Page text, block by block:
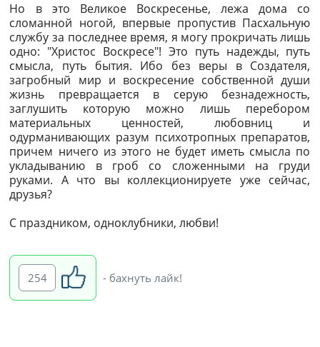
Но в это Великое Воскресенье, лежа дома со
сломанной ногой, впервые пропустив Пасхальную
службу за последнее время, я могу прокричать лишь
одно: "Христос Воскресе"! Это путь надежды, путь
смысла, путь бытия. Ибо без веры в Создателя,
загробный мир и воскресение собственной души
жизнь превращается в серую безнадежность,
заглушить которую можно лишь перебором
материальных ценностей, любовниц и
одурманивающих разум психотропных препаратов,
причем ничего из этого не будет иметь смысла по
укладыванию в гроб со сложенными на груди
руками. А что вы коллекционируете уже сейчас,
друзья?
С праздником, одноклубники, любви!
254 - бахнуть лайк!